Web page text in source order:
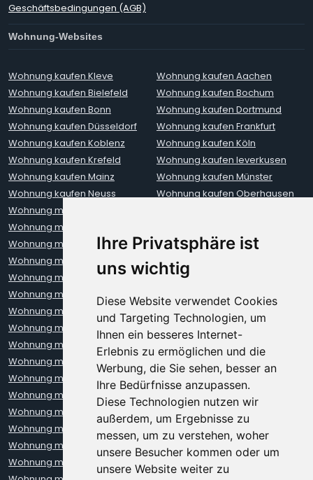
Ihre Privatsphäre ist
uns wichtig
Diese Website verwendet Cookies
und Targeting Technologien, um
Ihnen ein besseres Internet-
Erlebnis zu ermöglichen und die
Werbung, die Sie sehen, besser an
Ihre Bedürfnisse anzupassen.
Diese Technologien nutzen wir
außerdem, um Ergebnisse zu
messen, um zu verstehen, woher
unsere Besucher kommen oder um
unsere Website weiter zu
Geschäftsbedingungen (AGB)
Wohnung-Websites
Wohnung kaufen Kleve
Wohnung kaufen Aachen
Wohnung kaufen Bielefeld
Wohnung kaufen Bochum
Wohnung kaufen Bonn
Wohnung kaufen Dortmund
Wohnung kaufen Düsseldorf
Wohnung kaufen Frankfurt
Wohnung kaufen Koblenz
Wohnung kaufen Köln
Wohnung kaufen Krefeld
Wohnung kaufen leverkusen
Wohnung kaufen Mainz
Wohnung kaufen Münster
Wohnung kaufen Neuss
Wohnung kaufen Oberhausen
Wohnung mieten Aachen
Wohnung mieten Bielefeld
Wohnung mieten Bonn
Wohnung mieten Bremen
Wohnung mieten Darmstadt
Wohnung mieten Dortmund
Wohnung mieten Dresden
Wohnung mieten Düsseldorf
Wohnung mieten Erfurt
Wohnung mieten Frankfurt
Wohnung mieten Freiburg
Wohnung mieten Hamburg
Wohnung mieten Hannover
Wohnung mieten Heidelberg
Wohnung mieten Karlsruhe
Wohnung mieten Kiel
Wohnung mieten Kleve
Wohnung mieten Koblenz
Wohnung mieten Köln
Wohnung mieten Krefeld
Wohnung mieten Leipzig
Wohnung mieten Leverkusen
Wohnung mieten Lübeck
Wohnung mieten Mainz
Wohnung mieten Mannheim
Wohnung mieten München
Wohnung mieten Münster
Wohnung mieten Neuss
Wohnung mieten Nürnberg
Wohnung mieten Oberhausen